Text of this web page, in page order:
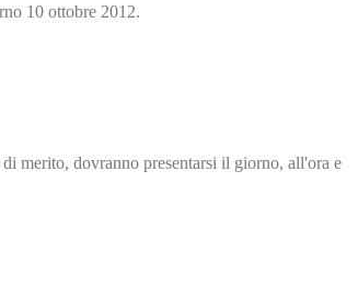
10 ottobre 2012.
merito, dovranno presentarsi il giorno, all'ora e